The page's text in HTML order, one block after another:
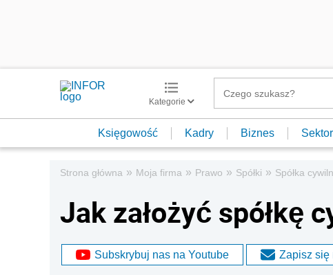
Kategorie
Księgowość Kadry Biznes
Strona główna » Moja firma » Prawo » Spółki » Spółka
Jak założyć spółkę
Subskrybuj nas na Youtube Zapisz się